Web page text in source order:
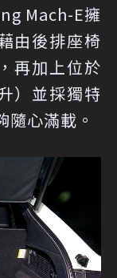
Mach-E擁
由後排座椅
再加上位於
）並採獨特
隨心滿載。